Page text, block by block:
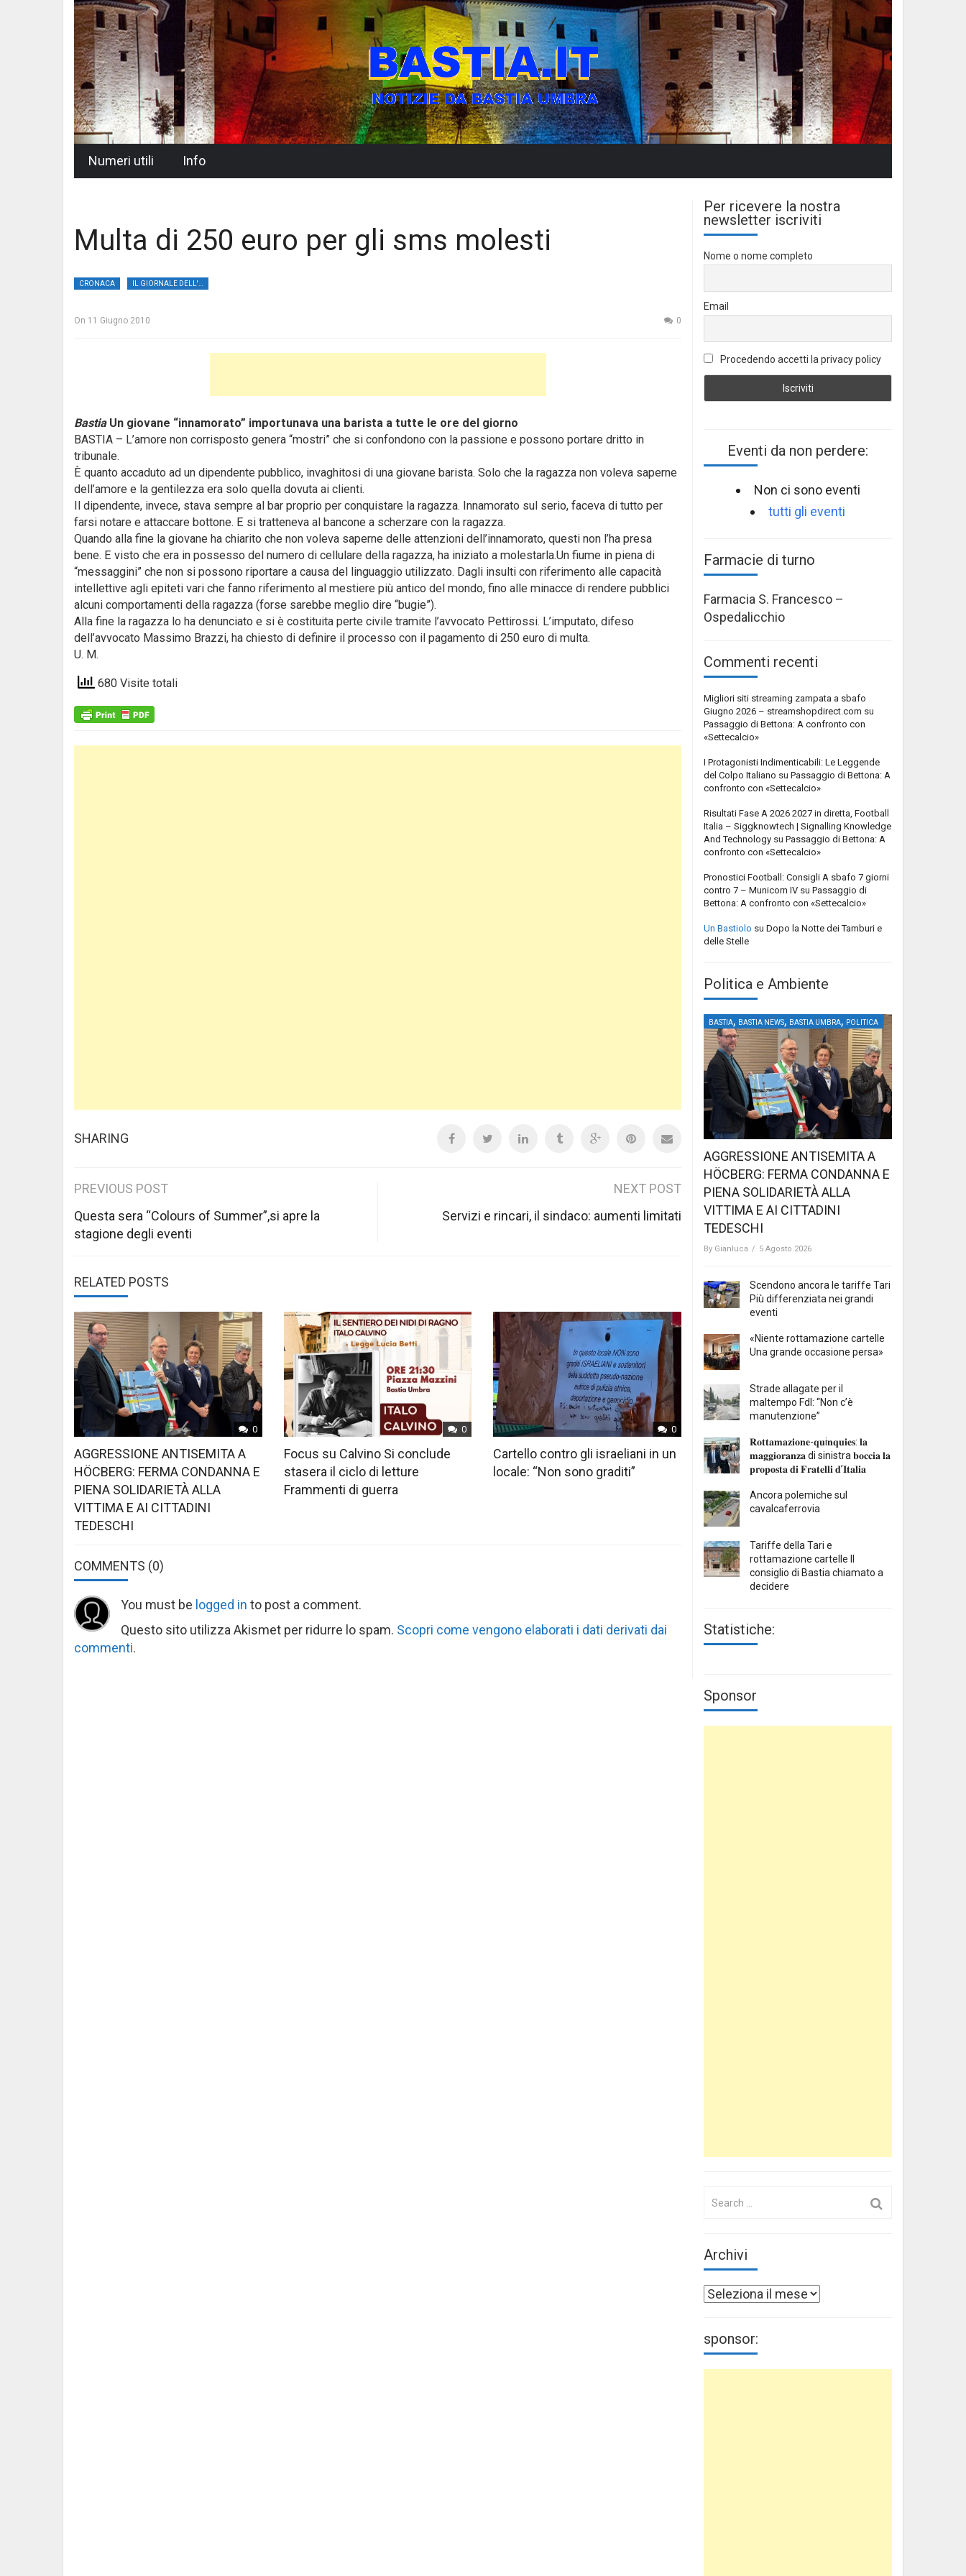
Numeri utili Info
Multa di 250 euro per gli sms molesti
CRONACA
On 11 Giugno 2010 0
BastiaUn giovane “innamorato” importunava una barista a tutte le ore del giorno
BASTIA – L’amore non corrisposto genera “mostri” che si confondono con la passione e possono portare dritto in
tribunale.
È quanto accaduto ad un dipendente pubblico, invaghitosi di una giovane barista. Solo che la ragazza non voleva saperne
dell’amore e la gentilezza era solo quella dovuta ai clienti.
Il dipendente, invece, stava sempre al bar proprio per conquistare la ragazza. Innamorato sul serio, faceva di tutto per
farsi notare e attaccare bottone. E si tratteneva al bancone a scherzare con la ragazza.
Quando alla fine la giovane ha chiarito che non voleva saperne delle attenzioni dell’innamorato, questi non l’ha presa
bene. E visto che era in possesso del numero di cellulare della ragazza, ha iniziato a molestarla.Un fiume in piena di
“messaggini” che non si possono riportare a causa del linguaggio utilizzato. Dagli insulti con riferimento alle capacità
intellettive agli epiteti vari che fanno riferimento al mestiere più antico del mondo, fino alle minacce di rendere pubblici
alcuni comportamenti della ragazza (forse sarebbe meglio dire “bugie”).
Alla fine la ragazza lo ha denunciato e si è costituita perte civile tramite l’avvocato Pettirossi. L’imputato, difeso
dell’avvocato Massimo Brazzi, ha chiesto di definire il processo con il pagamento di 250 euro di multa.
U. M.
680 Visite totali
SHARING
Post
navigation
PREVIOUS POST
Questa sera “Colours of Summer”,si apre la
stagione degli eventi
NEXT POST
Servizi e rincari, il sindaco: aumenti limitati
RELATED POSTS
0
AGGRESSIONE ANTISEMITA A
HÖCBERG: FERMA CONDANNA E
PIENA SOLIDARIETÀ ALLA
VITTIMA E AI CITTADINI
TEDESCHI
0
Focus su Calvino Si conclude
stasera il ciclo di letture
Frammenti di guerra
0
Cartello contro gli israeliani in un
locale: “Non sono graditi”
COMMENTS (0)
You must be logged in to post a comment.
Questo sito utilizza Akismet per ridurre lo spam. Scopri come vengono elaborati i dati derivati dai
commenti.
Per ricevere la nostra
newsletter iscriviti
Nome o nome completo
Email
Procedendo accetti la privacy policy
Eventi da non perdere:
Non ci sono eventi
tutti gli eventi
Farmacie di turno
Farmacia S. Francesco –
Ospedalicchio
Commenti recenti
Migliori siti streaming zampata a sbafo
Giugno 2026 – streamshopdirect.com su
Passaggio di Bettona: A confronto con
«Settecalcio»
I Protagonisti Indimenticabili: Le Leggende
del Colpo Italiano su Passaggio di Bettona: A
confronto con «Settecalcio»
Risultati Fase A 2026 2027 in diretta, Football
Italia – Siggknowtech | Signalling Knowledge
And Technology su Passaggio di Bettona: A
confronto con «Settecalcio»
Pronostici Football: Consigli A sbafo 7 giorni
contro 7 – Municorn IV su Passaggio di
Bettona: A confronto con «Settecalcio»
Un Bastiolo su Dopo la Notte dei Tamburi e
delle Stelle
Politica e Ambiente
BASTIA, BASTIA NEWS, BASTIA UMBRA, POLITICA
AGGRESSIONE ANTISEMITA A
HÖCBERG: FERMA CONDANNA E
PIENA SOLIDARIETÀ ALLA
VITTIMA E AI CITTADINI
TEDESCHI
By Gianluca / 5 Agosto 2026
Scendono ancora le tariffe Tari
Più differenziata nei grandi
eventi
«Niente rottamazione cartelle
Una grande occasione persa»
Strade allagate per il
maltempo FdI: “Non c’è
manutenzione”
𝐑𝐨𝐭𝐭𝐚𝐦𝐚𝐳𝐢𝐨𝐧𝐞-𝐪𝐮i𝐧𝐪𝐮𝐢𝐞𝐬: 𝐥𝐚
𝐦𝐚𝐠𝐠𝐢𝐨𝐫𝐚𝐧𝐳𝐚 di sinistra 𝐛𝐨𝐜𝐜𝐢𝐚 𝐥𝐚
𝐩𝐫𝐨𝐩𝐨𝐬𝐭𝐚 𝐝𝐢 𝐅𝐫𝐚𝐭𝐞𝐥𝐥𝐢 𝐝’𝐈𝐭𝐚𝐥𝐢𝐚
Ancora polemiche sul
cavalcaferrovia
Tariffe della Tari e
rottamazione cartelle Il
consiglio di Bastia chiamato a
decidere
Statistiche:
Sponsor
Archivi
Archivi
sponsor: